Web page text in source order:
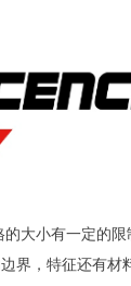
大小有一定的限
界，特征还有材